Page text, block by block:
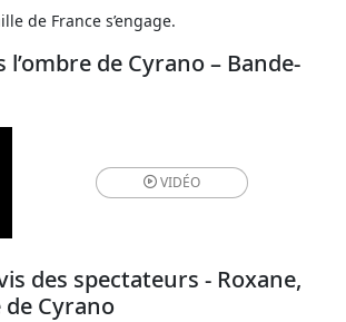
de France s’engage.
l’ombre de Cyrano – Bande-
VIDÉO
des spectateurs - Roxane,
de Cyrano